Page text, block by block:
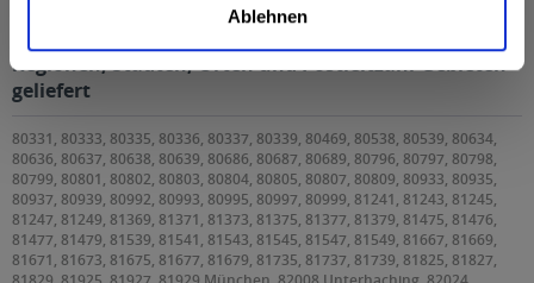
Ablehnen
Regionen, Städten, Orten und Postleitzahl-Gebieten
geliefert
80331, 80333, 80335, 80336, 80337, 80339, 80469, 80538, 80539, 80634,
80636, 80637, 80638, 80639, 80686, 80687, 80689, 80796, 80797, 80798,
80799, 80801, 80802, 80803, 80804, 80805, 80807, 80809, 80933, 80935,
80937, 80939, 80992, 80993, 80995, 80997, 80999, 81241, 81243, 81245,
81247, 81249, 81369, 81371, 81373, 81375, 81377, 81379, 81475, 81476,
81477, 81479, 81539, 81541, 81543, 81545, 81547, 81549, 81667, 81669,
81671, 81673, 81675, 81677, 81679, 81735, 81737, 81739, 81825, 81827,